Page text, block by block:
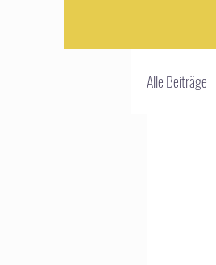
Alle Beiträge